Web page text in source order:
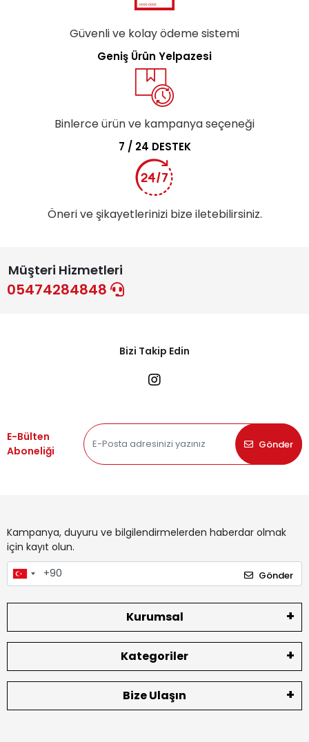
Güvenli ve kolay ödeme sistemi
Geniş Ürün Yelpazesi
Binlerce ürün ve kampanya seçeneği
7 / 24 DESTEK
Öneri ve şikayetlerinizi bize iletebilirsiniz.
Müşteri Hizmetleri
05474284848
Bizi Takip Edin
E-Bülten
Aboneliği
Gönder
Kampanya, duyuru ve bilgilendirmelerden haberdar olmak
için kayıt olun.
Gönder
Kurumsal
Kategoriler
Bize Ulaşın